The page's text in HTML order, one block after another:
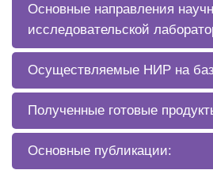
Основные направления
исследовательской
Осуществляемые НИР на
Полученные готовые
Основные публикации: